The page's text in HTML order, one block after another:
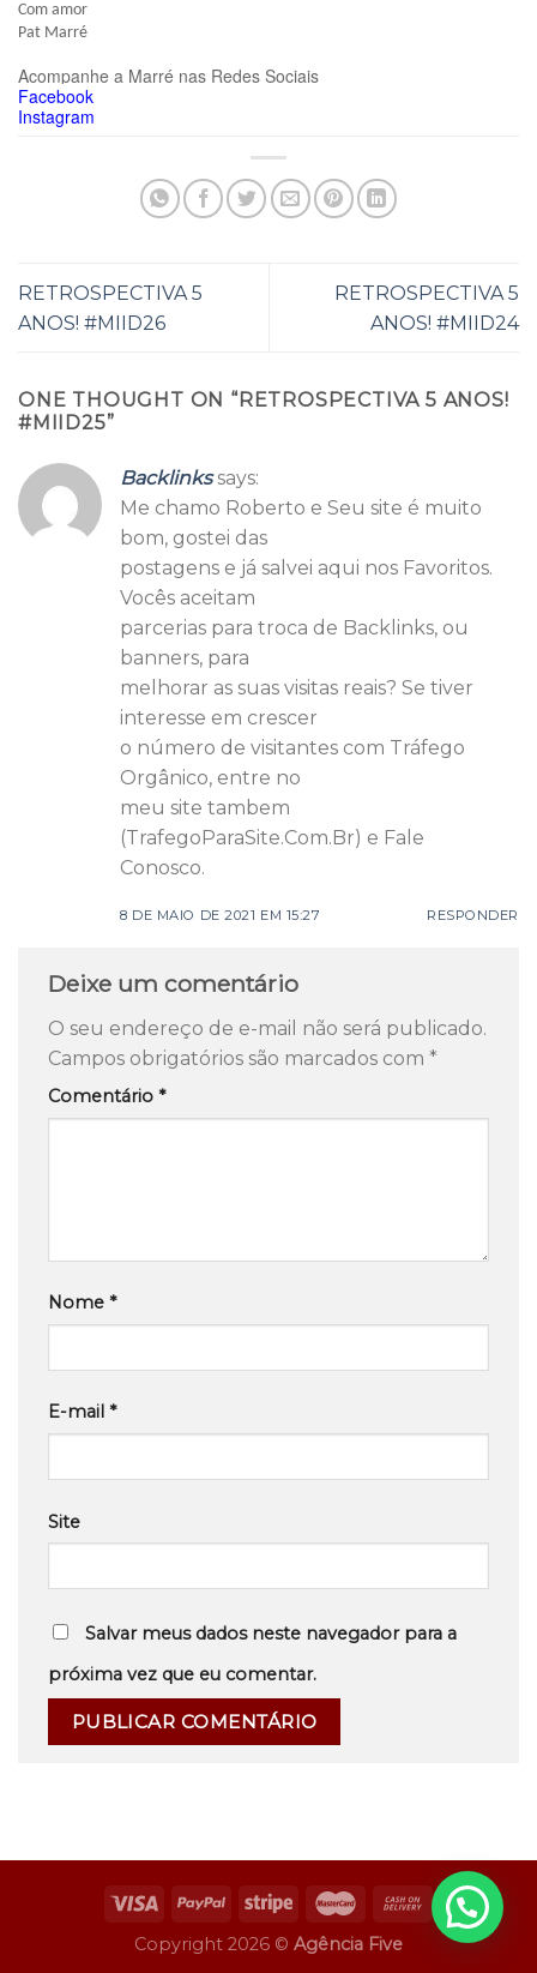
Com amor
Pat Marré
Acompanhe a Marré nas Redes Sociais
Facebook
Instagram
RETROSPECTIVA 5
ANOS! #MIID26
RETROSPECTIVA 5
ANOS! #MIID24
ONE THOUGHT ON “RETROSPECTIVA 5 ANOS!
#MIID25”
Backlinks says:
Me chamo Roberto e Seu site é muito
bom, gostei das
postagens e já salvei aqui nos Favoritos.
Vocês aceitam
parcerias para troca de Backlinks, ou
banners, para
melhorar as suas visitas reais? Se tiver
interesse em crescer
o número de visitantes com Tráfego
Orgânico, entre no
meu site tambem
(TrafegoParaSite.Com.Br) e Fale
Conosco.
8 DE MAIO DE 2021 EM 15:27 RESPONDER
Deixe um comentário
O seu endereço de e-mail não será publicado.
Campos obrigatórios são marcados com *
Comentário *
Nome *
E-mail *
Site
Salvar meus dados neste navegador para a
próxima vez que eu comentar.
Copyright 2026 © Agência Five